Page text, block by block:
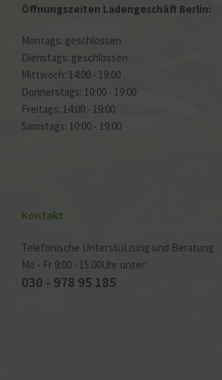
Öffnungszeiten Ladengeschäft Berlin:
Montags: geschlossen
Dienstags: geschlossen
Mittwoch: 14:00 - 19:00
Donnerstags: 10:00 - 19:00
Freitags: 14:00 - 19:00
Samstags: 10:00 - 19:00
Kontakt
Telefonische Unterstützung und Beratung
Mo - Fr 9:00 - 15:00Uhr unter:
030 - 978 95 185